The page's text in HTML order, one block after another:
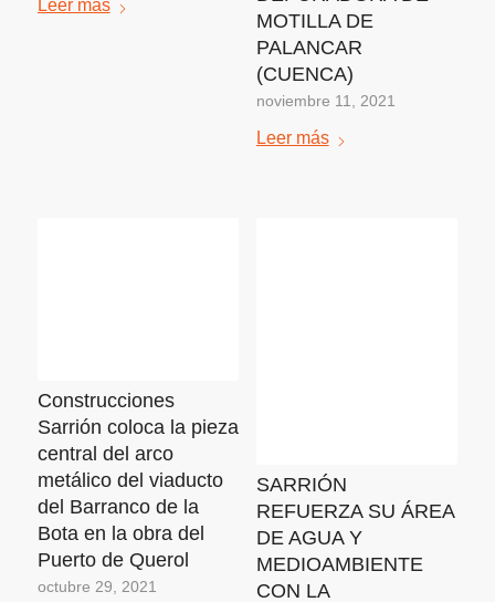
Leer más
MOTILLA DE
PALANCAR
(CUENCA)
noviembre 11, 2021
Leer más
Construcciones
Sarrión coloca la pieza
central del arco
metálico del viaducto
del Barranco de la
Bota en la obra del
Puerto de Querol
octubre 29, 2021
SARRIÓN
REFUERZA SU ÁREA
DE AGUA Y
MEDIOAMBIENTE
CON LA